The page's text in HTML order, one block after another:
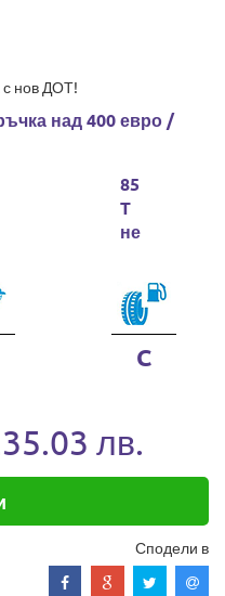
с нов ДОТ!
над 400 евро /
85
T
не
C
лв.
Сподели в